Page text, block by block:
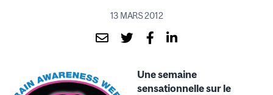
13 MARS 2012
Une semaine
sensationnelle sur le